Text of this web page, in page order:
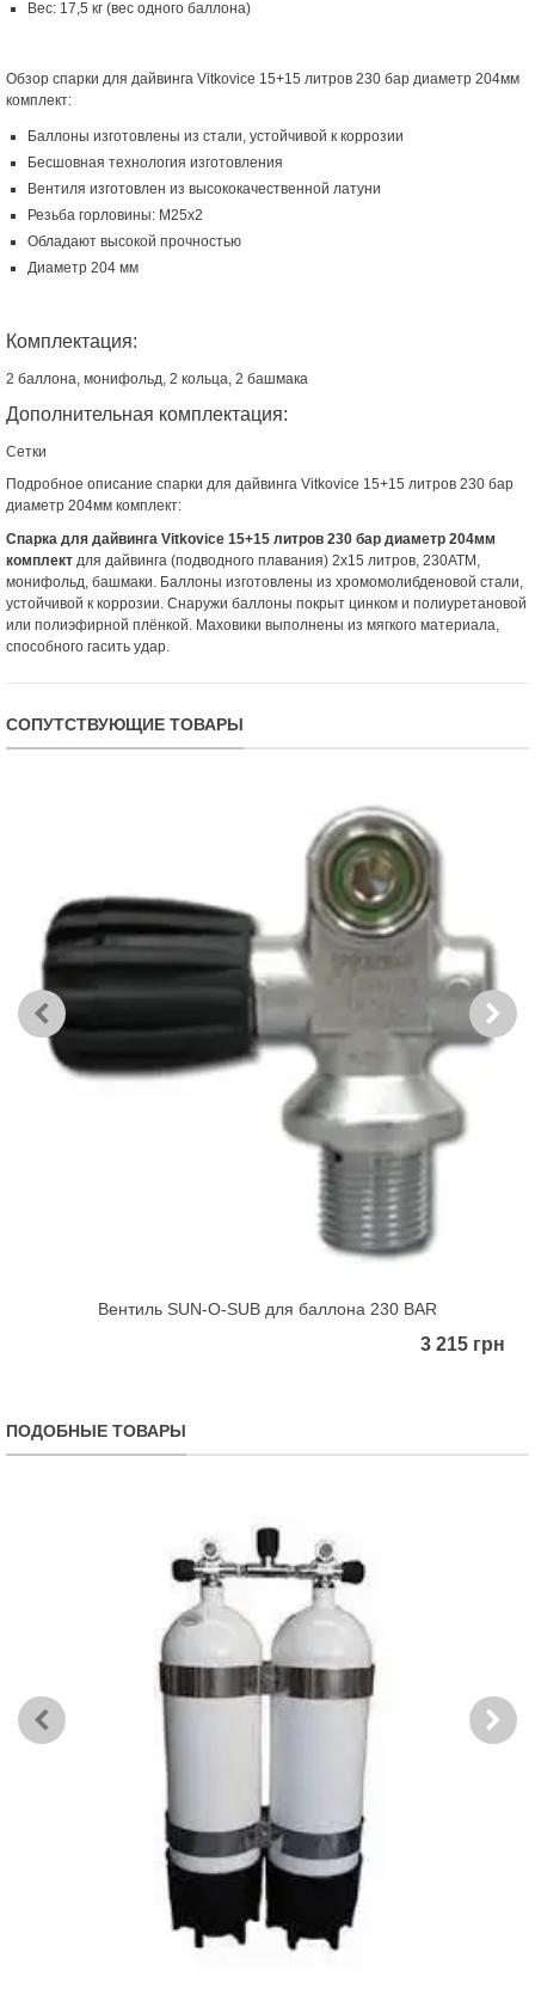
Вес: 17,5 кг (вес одного баллона)
Обзор спарки для дайвинга Vitkovice 15+15 литров 230 бар диаметр 204мм
комплект:
Баллоны изготовлены из стали, устойчивой к коррозии
Бесшовная технология изготовления
Вентиля изготовлен из высококачественной латуни
Резьба горловины: М25х2
Обладают высокой прочностью
Диаметр 204 мм
Комплектация:
2 баллона, монифольд, 2 кольца, 2 башмака
Дополнительная комплектация:
Сетки
Подробное описание спарки для дайвинга Vitkovice 15+15 литров 230 бар
диаметр 204мм комплект:
Спарка для дайвинга Vitkovice 15+15 литров 230 бар диаметр 204мм
комплект для дайвинга (подводного плавания) 2х15 литров, 230АТМ,
монифольд, башмаки. Баллоны изготовлены из хромомолибденовой стали,
устойчивой к коррозии. Снаружи баллоны покрыт цинком и полиуретановой
или полиэфирной плёнкой. Маховики выполнены из мягкого материала,
способного гасить удар.
СОПУТСТВУЮЩИЕ ТОВАРЫ
Вентиль SUN-O-SUB для баллона 230 BAR
3 215 грн
ПОДОБНЫЕ ТОВАРЫ